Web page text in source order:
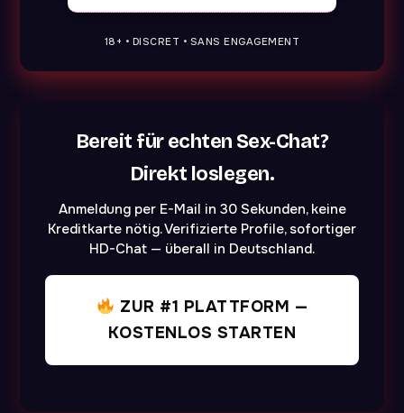
18+ • DISCRET • SANS ENGAGEMENT
Bereit für echten Sex-Chat?
Direkt loslegen.
Anmeldung per E-Mail in 30 Sekunden, keine
Kreditkarte nötig. Verifizierte Profile, sofortiger
HD-Chat — überall in Deutschland.
ZUR #1 PLATTFORM —
KOSTENLOS STARTEN